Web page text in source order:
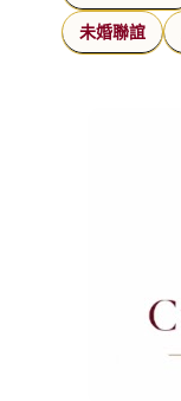
未婚聯誼